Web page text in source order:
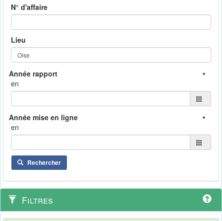
N° d'affaire
Lieu
en
en
Rechercher
Filtres